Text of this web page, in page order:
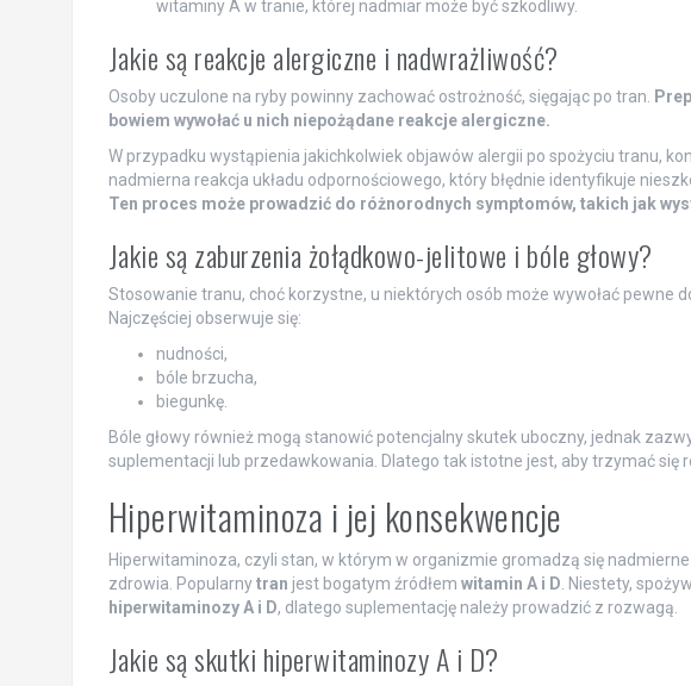
witaminy A w tranie, której nadmiar może być szkodliwy.
Jakie są reakcje alergiczne i nadwrażliwość?
Osoby uczulone na ryby powinny zachować ostrożność, sięgając po tran.
bowiem wywołać u nich niepożądane reakcje alergiczne.
W przypadku wystąpienia jakichkolwiek objawów alergii po spożyciu tranu,
nadmierna reakcja układu odpornościowego, który błędnie identyfikuje
Ten proces może prowadzić do różnorodnych symptomów, takich jak
Jakie są zaburzenia żołądkowo-jelitowe i bóle głowy?
Stosowanie tranu, choć korzystne, u niektórych osób może wywołać pewne
Najczęściej obserwuje się:
nudności,
bóle brzucha,
biegunkę.
Bóle głowy również mogą stanowić potencjalny skutek uboczny, jednak
suplementacji lub przedawkowania. Dlatego tak istotne jest, aby trzymać się
Hiperwitaminoza i jej konsekwencje
Hiperwitaminoza, czyli stan, w którym w organizmie gromadzą się
zdrowia. Popularnytran jest bogatym źródłem witamin A i D . Niestety,
hiperwitaminozy A i D, dlatego suplementację należy prowadzić z rozwagą.
Jakie są skutki hiperwitaminozy A i D?